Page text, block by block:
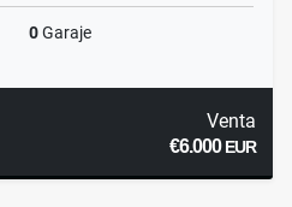
0Garaje
Venta
€6.000EUR